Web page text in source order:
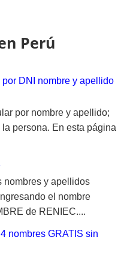
Perú
DNI nombre y apellido
por nombre y apellido;
persona. En esta página
nombres y apellidos
el nombre
de RENIEC....
nombres GRATIS sin